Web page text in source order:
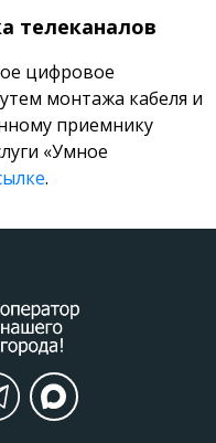
телеканалов
цифровое
монтажа кабеля и
приемнику
«Умное
.